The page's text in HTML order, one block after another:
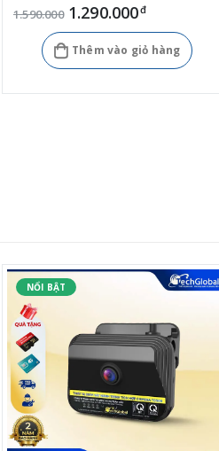
1.590.000 1.290.000đ
Thêm vào giỏ hàng